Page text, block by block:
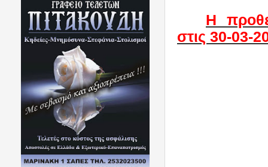
Η
στις 30-03-